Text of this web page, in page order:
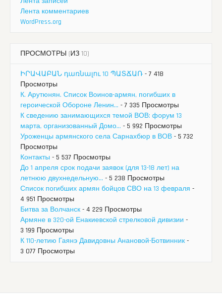
Лента комментариев
WordPress.org
ПРОСМОТРЫ (ИЗ 10)
ԻՐԱՎԱԲԱՆ դառնալու 10 ՊԱՏՃԱՌ - 7 418
Просмотры
К. Арутюнян. Список Воинов-армян, погибших в
героической Обороне Ленин... - 7 335 Просмотры
К сведению занимающихся темой ВОВ: форум 13
марта, организованный Домо... - 5 992 Просмотры
Уроженцы армянского села Сарнахбюр в ВОВ - 5 732
Просмотры
Контакты - 5 537 Просмотры
До 1 апреля срок подачи заявок (для 13-18 лет) на
летнюю двухнедельную... - 5 238 Просмотры
Список погибших армян бойцов СВО на 13 февраля -
4 951 Просмотры
Битва за Волчанск - 4 229 Просмотры
Армяне в 320-ой Енакиевской стрелковой дивизии -
3 199 Просмотры
К 110-летию Гаянэ Давидовны Анановой-Ботвинник -
3 077 Просмотры